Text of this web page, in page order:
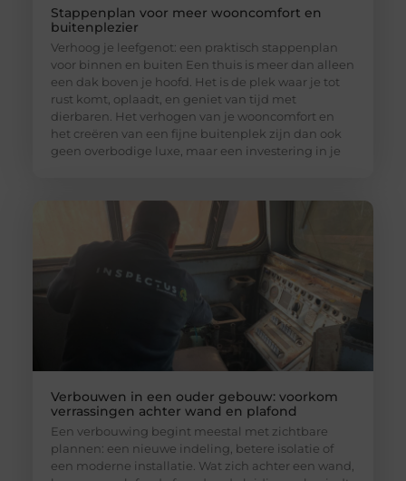
Stappenplan voor meer wooncomfort en
buitenplezier
Verhoog je leefgenot: een praktisch stappenplan
voor binnen en buiten Een thuis is meer dan alleen
een dak boven je hoofd. Het is de plek waar je tot
rust komt, oplaadt, en geniet van tijd met
dierbaren. Het verhogen van je wooncomfort en
het creëren van een fijne buitenplek zijn dan ook
geen overbodige luxe, maar een investering in je
Verbouwen in een ouder gebouw: voorkom
verrassingen achter wand en plafond
Een verbouwing begint meestal met zichtbare
plannen: een nieuwe indeling, betere isolatie of
een moderne installatie. Wat zich achter een wand,